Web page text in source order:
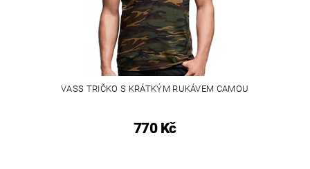
VASS TRIČKO S KRÁTKÝM RUKÁVEM CAMOU
770 Kč